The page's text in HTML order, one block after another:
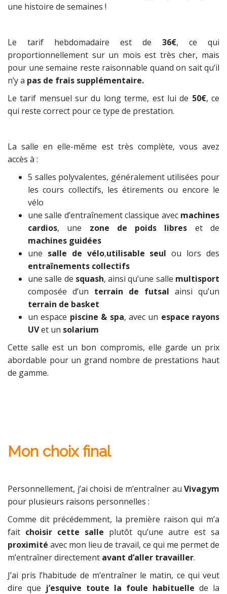
une histoire de semaines !
Le tarif hebdomadaire est de 36€, ce qui
proportionnellement sur un mois est très cher, mais
pour une semaine reste raisonnable quand on sait qu’il
n’y a pas de frais supplémentaire.
Le tarif mensuel sur du long terme, est lui de 50€, ce
qui reste correct pour ce type de prestation.
La salle en elle-même est très complète, vous avez
accès à :
5 salles polyvalentes, généralement utilisées pour
les cours collectifs, les étirements ou encore le
vélo
une salle d’entraînement classique avec machines
cardios, une zone de poids libres et de
machines guidées
une salle de vélo,utilisable seulou lors des
entraînements collectifs
une salle de squash, ainsi qu’une salle multisport
composée d’un terrain de futsal ainsi qu’un
terrain de basket
un espace piscine & spa, avec un espace rayons
UVet un solarium
Cette salle est un bon compromis, elle garde un prix
abordable pour un grand nombre de prestations haut
de gamme.
Mon choix final
Personnellement, j’ai choisi de m’entraîner au Vivagym
pour plusieurs raisons personnelles :
Comme dit précédemment, la première raison qui m’a
fait choisir cette salle plutôt qu’une autre est sa
proximité avec mon lieu de travail, ce qui me permet de
m’entraîner directement avant d’aller travailler.
J’ai pris l’habitude de m’entraîner le matin, ce qui veut
dire que j’esquive toute la foule habituelle de la